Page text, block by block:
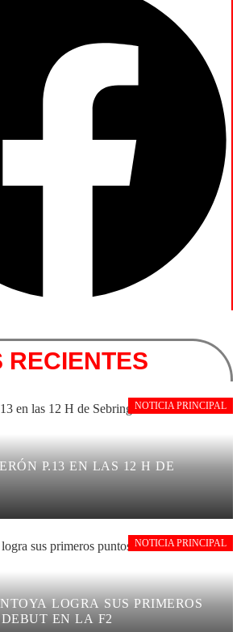
RECIENTES
NOTICIA PRINCIPAL
P.13 EN LAS 12 H DE
NOTICIA PRINCIPAL
LOGRA SUS PRIMEROS
EN LA F2